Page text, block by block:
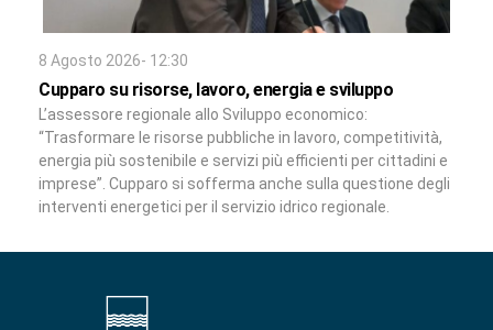
8 Agosto 2026- 12:30
Cupparo su risorse, lavoro, energia e sviluppo
L’assessore regionale allo Sviluppo economico:
“Trasformare le risorse pubbliche in lavoro, competitività,
energia più sostenibile e servizi più efficienti per cittadini e
imprese”. Cupparo si sofferma anche sulla questione degli
interventi energetici per il servizio idrico regionale.